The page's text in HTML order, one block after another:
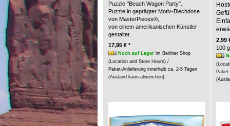
Puzzle "Beach Wagon Party".
Puzzle in geprägter Motiv-Blechdose
von MasterPieces®,
von einem amerikanischen Künstler
gestaltet.
17,95 € *
Noch auf Lagerim Berliner Shop
(Location and Store Hours) /
Paket-Anlieferung innerhalb ca. 2-5 Tagen
(Ausland kann abweichen).
2,99
100